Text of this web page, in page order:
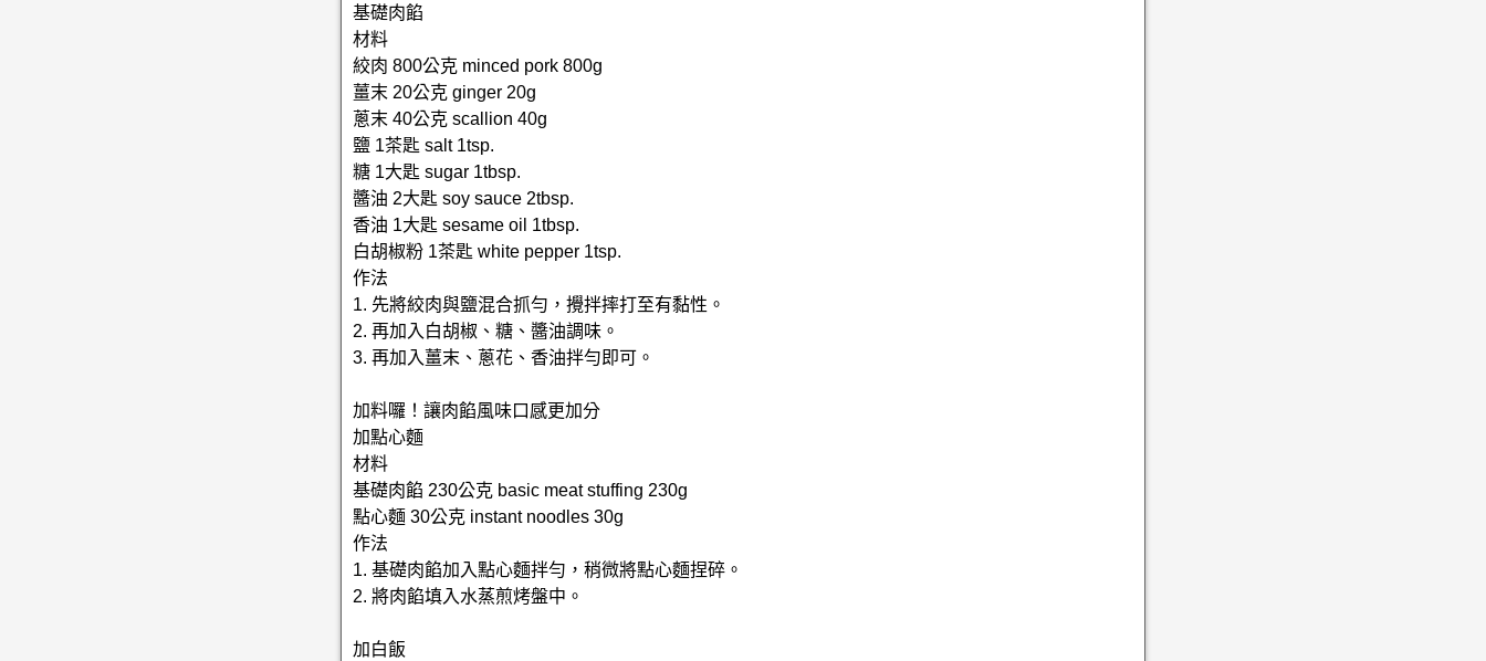
基礎肉餡
材料
絞肉 800公克 minced pork 800g
薑末 20公克 ginger 20g
蔥末 40公克 scallion 40g
鹽 1茶匙 salt 1tsp.
糖 1大匙 sugar 1tbsp.
醬油 2大匙 soy sauce 2tbsp.
香油 1大匙 sesame oil 1tbsp.
白胡椒粉 1茶匙 white pepper 1tsp.
作法
1. 先將絞肉與鹽混合抓勻，攪拌摔打至有黏性。
2. 再加入白胡椒、糖、醬油調味。
3. 再加入薑末、蔥花、香油拌勻即可。
加料囉！讓肉餡風味口感更加分
加點心麵
材料
基礎肉餡 230公克 basic meat stuffing 230g
點心麵 30公克 instant noodles 30g
作法
1. 基礎肉餡加入點心麵拌勻，稍微將點心麵捏碎。
2. 將肉餡填入水蒸煎烤盤中。
加白飯